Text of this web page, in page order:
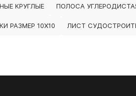
КРУГЛЫЕ ПОЛОСА
РАЗМЕР 10Х10 ЛИСТ